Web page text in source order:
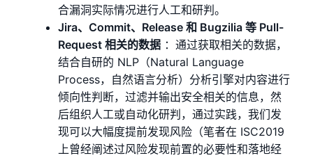
合漏洞实际情况进行人工和研判。
Jira、Commit、Release 和 Bugzilia 等 Pull-
Request 相关的数据 ：通过获取相关的数据，
结合自研的 NLP（Natural Language
Process，自然语言分析）分析引擎对内容进行
倾向性判断，过滤并输出安全相关的信息，然
后组织人工或自动化研判，通过实践，我们发
现可以大幅度提前发现⻛险（笔者在 ISC2019
上曾经阐述过⻛险发现前置的必要性和落地经